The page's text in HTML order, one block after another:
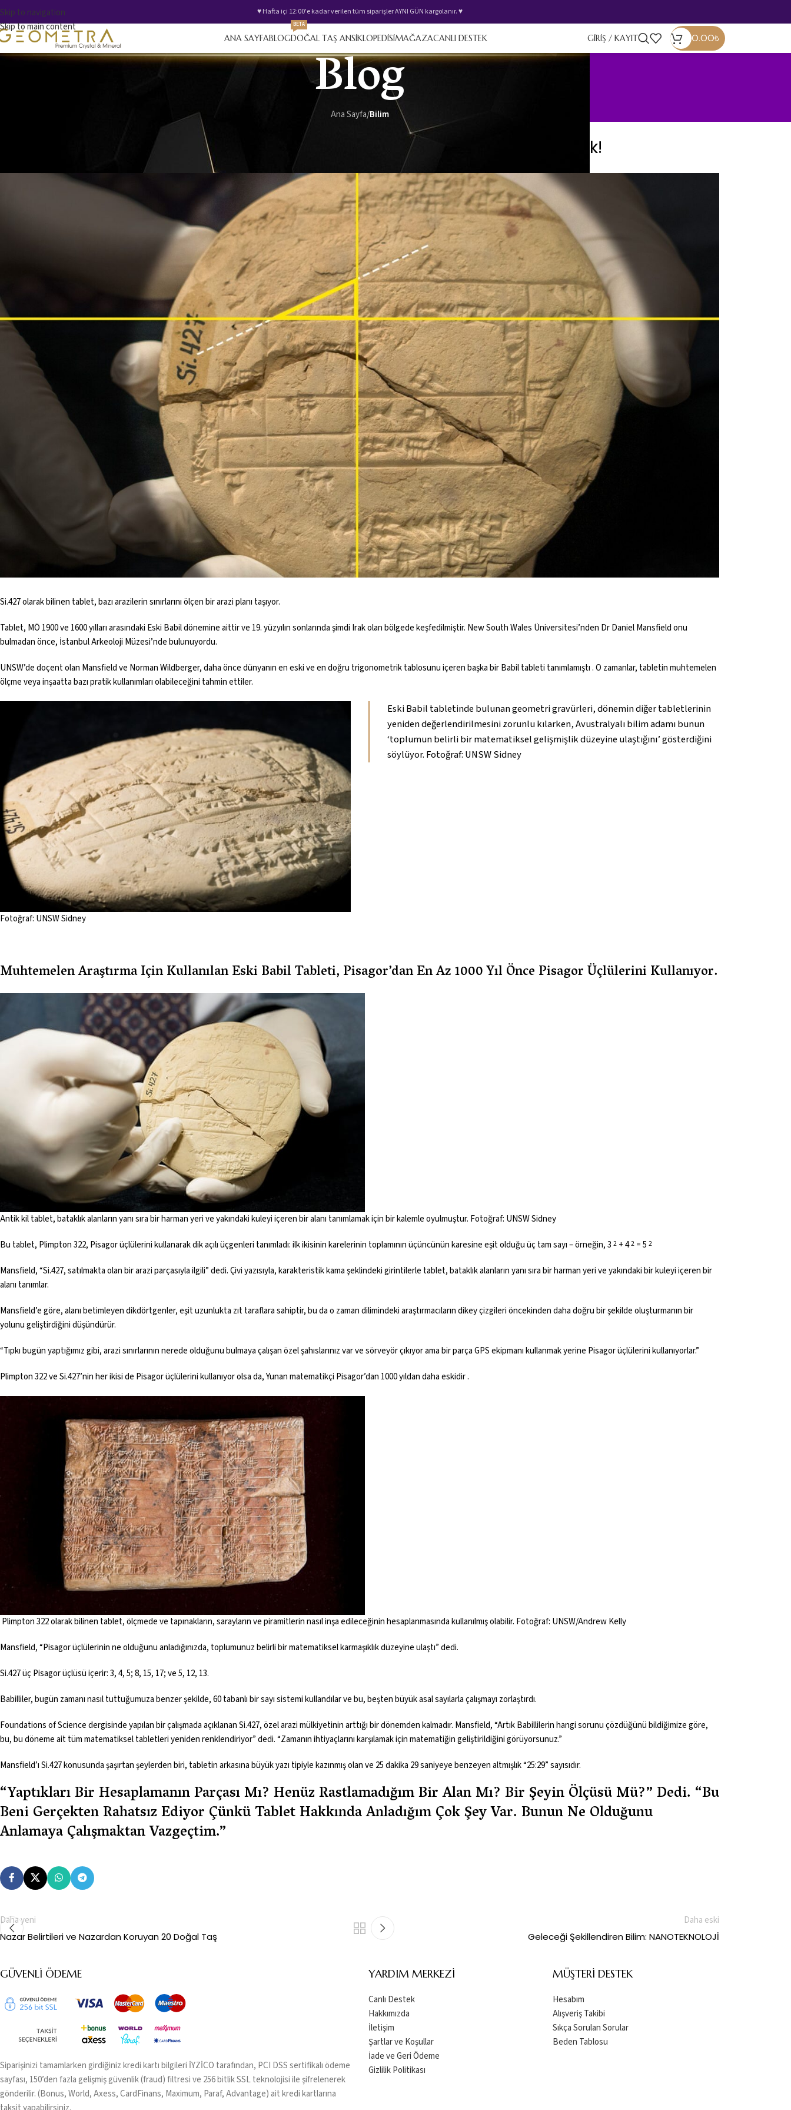
Skip to navigation
Skip to main content
♥️ Hafta içi 12:00'e kadar verilen tüm siparişler AYNI GÜN kargolanır. ♥️
ANA SAYFABLOGDOĞAL TAŞ ANSİKLOPEDİSİ
BETA
MAĞAZACANLI DESTEK GIRIŞ / KAYIT 0.00₺
Blog
Ana Sayfa/Bilim
DOĞALTAŞ MINERALLER
3 bin 700 yıllık Babil kil tableti geometri tarihini değiştirecek!
On 10 Ağustos 2021
Si.427 olarak bilinen tablet, bazı arazilerin sınırlarını ölçen bir arazi planı taşıyor.
Tablet, MÖ 1900 ve 1600 yılları arasındaki Eski Babil dönemine aittir ve 19. yüzyılın sonlarında şimdi Irak olan bölgede keşfedilmiştir. New South Wales Üniversitesi’nden Dr Daniel Mansfield onu
bulmadan önce, İstanbul Arkeoloji Müzesi’nde bulunuyordu.
UNSW’de doçent olan Mansfield ve Norman Wildberger, daha önce dünyanın eneski ve en doğru trigonometrik tablosunuiçeren başka bir Babil tableti tanımlamıştı . O zamanlar, tabletin muhtemelen
ölçme veya inşaatta bazı pratik kullanımları olabileceğini tahmin ettiler.
Fotoğraf: UNSW Sidney
Eski Babil tabletinde bulunan geometri gravürleri, dönemin diğer tabletlerinin
yeniden değerlendirilmesini zorunlu kılarken, Avustralyalı bilim adamı bunun
‘toplumun belirli bir matematiksel gelişmişlik düzeyine ulaştığını’ gösterdiğini
söylüyor. Fotoğraf: UNSW Sidney
Muhtemelen Araştırma Için Kullanılan Eski Babil Tableti, Pisagor’dan En Az 1000 Yıl Önce Pisagor Üçlülerini Kullanıyor.
Antik kil tablet, bataklık alanların yanı sıra bir harman yeri ve yakındaki kuleyi içeren bir alanı tanımlamak için bir kalemle oyulmuştur. Fotoğraf: UNSW Sidney
Bu tablet, Plimpton 322, Pisagor üçlülerini kullanarak dik açılı üçgenleri tanımladı: ilk ikisinin karelerinin toplamının üçüncünün karesine eşit olduğu üç tam sayı – örneğin, 3 2 + 42 = 5 2
Mansfield, “Si.427, satılmakta olan bir arazi parçasıyla ilgili” dedi. Çivi yazısıyla, karakteristik kama şeklindeki girintilerle tablet, bataklık alanların yanı sıra bir harman yeri ve yakındaki bir kuleyi içeren bir
alanı tanımlar.
Mansfield’e göre, alanı betimleyen dikdörtgenler, eşit uzunlukta zıt taraflara sahiptir, bu da o zaman dilimindeki araştırmacıların dikey çizgileri öncekinden daha doğru bir şekilde oluşturmanın bir
yolunu geliştirdiğini düşündürür.
“Tıpkı bugün yaptığımız gibi, arazi sınırlarının nerede olduğunu bulmaya çalışan özel şahıslarınız var ve sörveyör çıkıyor ama bir parça GPS ekipmanı kullanmak yerine Pisagor üçlülerini kullanıyorlar.”
Plimpton 322 ve Si.427’nin her ikisi de Pisagor üçlülerini kullanıyor olsa da,Yunan matematikçi Pisagor’dan 1000 yıldan daha eskidir .
Plimpton 322 olarak bilinen tablet, ölçmede ve tapınakların, sarayların ve piramitlerin nasıl inşa edileceğinin hesaplanmasında kullanılmış olabilir. Fotoğraf: UNSW/Andrew Kelly
Mansfield, “Pisagor üçlülerinin ne olduğunu anladığınızda, toplumunuz belirli bir matematiksel karmaşıklık düzeyine ulaştı” dedi.
Si.427 üç Pisagor üçlüsü içerir: 3, 4, 5; 8, 15, 17; ve 5, 12, 13.
Babilliler, bugün zamanı nasıl tuttuğumuza benzer şekilde, 60 tabanlı bir sayı sistemi kullandılar ve bu, beşten büyük asal sayılarla çalışmayı zorlaştırdı.
Foundations of Sciencedergisinde yapılan bir çalışmada açıklanan Si.427, özel arazi mülkiyetinin arttığı bir dönemden kalmadır. Mansfield, “Artık Babillilerin hangi sorunu çözdüğünü bildiğimize göre,
bu, bu döneme ait tüm matematiksel tabletleri yeniden renklendiriyor” dedi. “Zamanın ihtiyaçlarını karşılamak için matematiğin geliştirildiğini görüyorsunuz.”
Mansfield’ı Si.427 konusunda şaşırtan şeylerden biri, tabletin arkasına büyük yazı tipiyle kazınmış olan ve 25 dakika 29 saniyeye benzeyen altmışlık “25:29” sayısıdır.
“Yaptıkları Bir Hesaplamanın Parçası Mı? Henüz Rastlamadığım Bir Alan Mı? Bir Şeyin Ölçüsü Mü?” Dedi. “Bu
Beni Gerçekten Rahatsız Ediyor Çünkü Tablet Hakkında Anladığım Çok Şey Var. Bunun Ne Olduğunu
Anlamaya Çalışmaktan Vazgeçtim.”
Daha yeni
Nazar Belirtileri ve Nazardan Koruyan 20 Doğal Taş
Daha eski
Geleceği Şekillendiren Bilim: NANOTEKNOLOJİ
GÜVENLI ÖDEME
Siparişinizi tamamlarken girdiğiniz kredi kartı bilgileri İYZİCO tarafından, PCI DSS sertifikalı ödeme
sayfası, 150’den fazla gelişmiş güvenlik (fraud) filtresi ve 256 bitlik SSL teknolojisi ile şifrelenerek
gönderilir. (Bonus, World, Axess, CardFinans, Maximum, Paraf, Advantage) ait kredi kartlarına
YARDIM MERKEZI
Canlı Destek
Hakkımızda
İletişim
Şartlar ve Koşullar
İade ve Geri Ödeme
Gizlilik Politikası
MÜŞTERI DESTEK
Hesabım
Alışveriş Takibi
Sıkça Sorulan Sorular
Beden Tablosu